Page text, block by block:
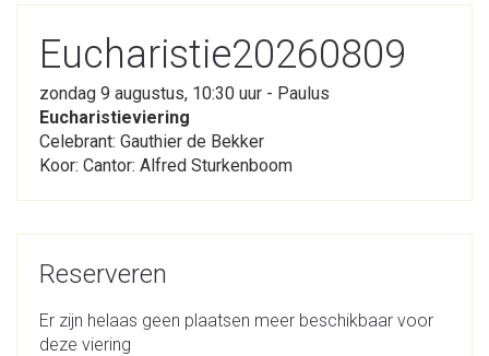
Eucharistie20260809
zondag 9 augustus, 10:30 uur - Paulus
Eucharistieviering
Celebrant: Gauthier de Bekker
Koor: Cantor: Alfred Sturkenboom
Reserveren
Er zijn helaas geen plaatsen meer beschikbaar voor
deze viering